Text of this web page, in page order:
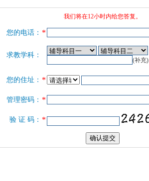
我们将在12小时内给您答复。
您的电话： *
求教学科：
(补充)
您的住址： *
管理密码： *
验 证 码： *